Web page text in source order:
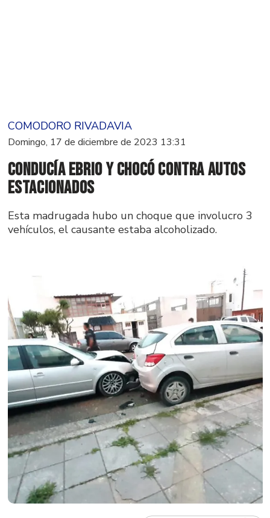
COMODORO RIVADAVIA
Domingo, 17 de diciembre de 2023 13:31
Conducía ebrio y chocó contra autos
estacionados
Esta madrugada hubo un choque que involucro 3
vehículos, el causante estaba alcoholizado.